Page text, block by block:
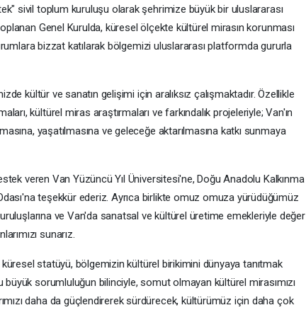
sivil toplum kuruluşu olarak şehrimize büyük bir uluslararası
Genel Kurulda, küresel ölçekte kültürel mirasın korunması
bizzat katılarak bölgemizi uluslararası platformda gururla
kültür ve sanatın gelişimi için aralıksız çalışmaktadır. Özellikle
kültürel miras araştırmaları ve farkındalık projeleriyle; Van'ın
yaşatılmasına ve geleceğe aktarılmasına katkı sunmaya
veren Van Yüzüncü Yıl Üniversitesi'ne, Doğu Anadolu Kalkınma
teşekkür ederiz. Ayrıca birlikte omuz omuza yürüdüğümüz
ve Van'da sanatsal ve kültürel üretime emekleriyle değer
sunarız.
statüyü, bölgemizin kültürel birikimini dünyaya tanıtmak
büyük sorumluluğun bilinciyle, somut olmayan kültürel mirasımızı
daha da güçlendirerek sürdürecek, kültürümüz için daha çok